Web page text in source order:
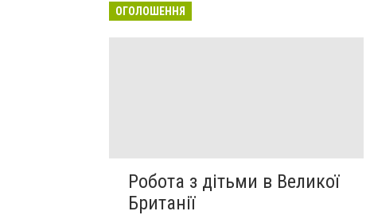
ОГОЛОШЕННЯ
Робота з дітьми в Великої
Британії